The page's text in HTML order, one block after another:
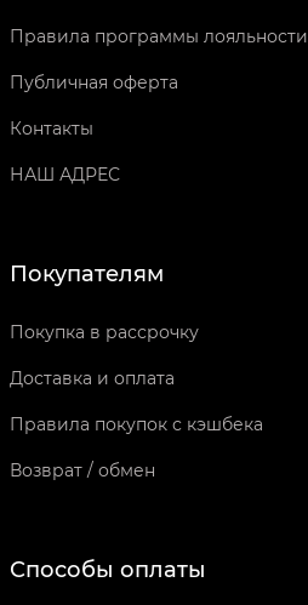
Правила программы лояльности
Публичная оферта
Контакты
НАШ АДРЕС
Покупателям
Покупка в рассрочку
Доставка и оплата
Правила покупок с кэшбека
Возврат / обмен
Способы оплаты